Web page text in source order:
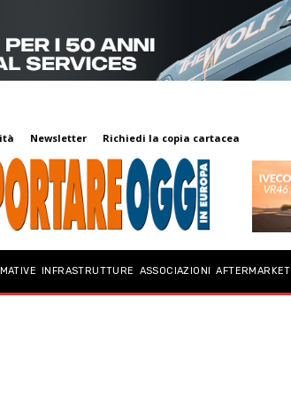
Newsletter Richiedi la copia cartacea
INFRASTRUTTURE ASSOCIAZIONI AFTERMARKET